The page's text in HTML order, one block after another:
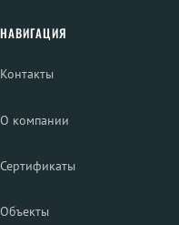
НАВИГАЦИЯ
Контакты
О компании
Сертификаты
Объекты